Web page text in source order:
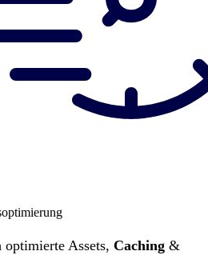
optimierte Assets, Caching &